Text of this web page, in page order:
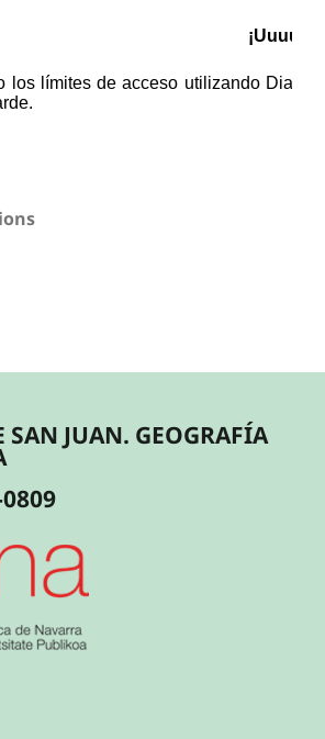
SAN JUAN. GEOGRAFÍA